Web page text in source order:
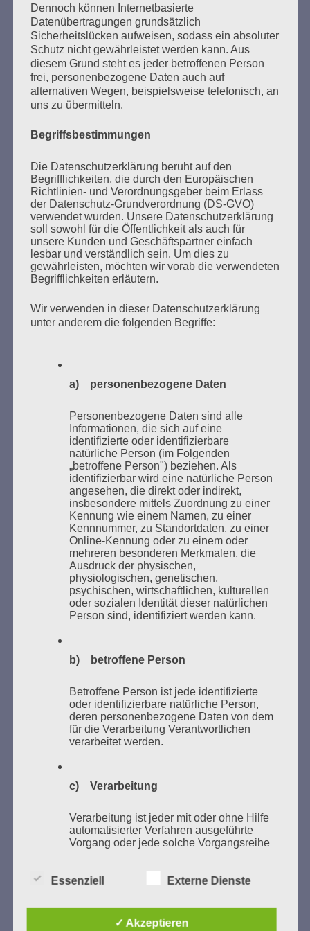
sind bei dir, die wir nie vergessen werden, bei deinen
Hinterbliebenen, bei Edda, Joram und all den anderen,
besonders auch bei der „Microphone Mafia“ mit der du
uns hier in der Region so oft unterstützt hattest. Deine
außergewöhnliche kraftvolle Ausstrahlung, die hast du
an uns alle weitergegeben. Wir werden dich ewig in der
allerbesten Erinnerung behalten. Wir kämpfen weiter,
Karola und Rüdiger
der
Gästebuchliste
Weitere Informationen
Bewegender Abschied von Esther Bejarano –
Tausende geben ihr das letzte Geleit
Videos von Esther Bejaranos Trauerfeier
Rolf Becker: Zum Abschied von Esther
Der 8. Mai ist ein Tag der Hoffnung, ein Tag des
Esther Bejarano - 26. Januar 2020
SUCHEN
MARATHONLESUNG AUS DEN
VERBRANNTEN BÜCHERN
Donnerstag, 21. Mai 2026, 11 – 18 Uhr
Zum 26. Mal gibt es eine Marathonlesung anlässlich
Kaifu-Ufer – genau an dem Ort, wo im Mai 1933 NS-
Bücher verbrannten.
Dennoch können Internetbasierte
Datenübertragungen grundsätzlich
Sicherheitslücken aufweisen, sodass ein absoluter
Schutz nicht gewährleistet werden kann. Aus
diesem Grund steht es jeder betroffenen Person
frei, personenbezogene Daten auch auf
alternativen Wegen, beispielsweise telefonisch, an
uns zu übermitteln.
Begriffsbestimmungen
Die Datenschutzerklärung beruht auf den
Begrifflichkeiten, die durch den Europäischen
Richtlinien- und Verordnungsgeber beim Erlass
der Datenschutz-Grundverordnung (DS-GVO)
verwendet wurden. Unsere Datenschutzerklärung
soll sowohl für die Öffentlichkeit als auch für
unsere Kunden und Geschäftspartner einfach
lesbar und verständlich sein. Um dies zu
gewährleisten, möchten wir vorab die verwendeten
Begrifflichkeiten erläutern.
Wir verwenden in dieser Datenschutzerklärung
unter anderem die folgenden Begriffe:
a) personenbezogene Daten
Personenbezogene Daten sind alle
Informationen, die sich auf eine
identifizierte oder identifizierbare
natürliche Person (im Folgenden
„betroffene Person") beziehen. Als
identifizierbar wird eine natürliche Person
angesehen, die direkt oder indirekt,
insbesondere mittels Zuordnung zu einer
Kennung wie einem Namen, zu einer
Kennnummer, zu Standortdaten, zu einer
Online-Kennung oder zu einem oder
mehreren besonderen Merkmalen, die
Ausdruck der physischen,
physiologischen, genetischen,
psychischen, wirtschaftlichen, kulturellen
oder sozialen Identität dieser natürlichen
Person sind, identifiziert werden kann.
b) betroffene Person
Betroffene Person ist jede identifizierte
oder identifizierbare natürliche Person,
deren personenbezogene Daten von dem
für die Verarbeitung Verantwortlichen
verarbeitet werden.
c) Verarbeitung
Verarbeitung ist jeder mit oder ohne Hilfe
automatisierter Verfahren ausgeführte
Vorgang oder jede solche Vorgangsreihe
Erheben, das Erfassen, die Organisation,
Auslesen, das Abfragen, die Verwendung,
Essenziell Externe Dienste
✓ Akzeptieren